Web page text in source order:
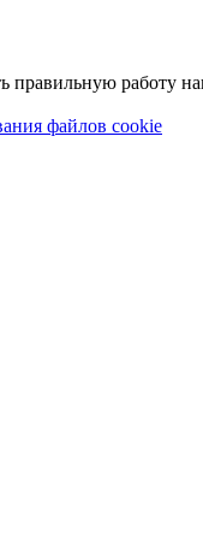
работу
файлов cookie